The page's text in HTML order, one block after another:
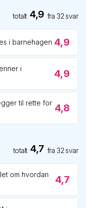
totalt 4,9 fra 32 svar
i barnehagen 4,9
i
4,9
til rette for 4,8
totalt 4,7 fra 32 svar
om hvordan
4,7